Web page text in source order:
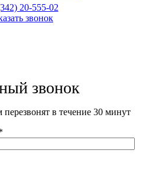
20-555-02
звонок
звонок
перезвонят в течение 30 минут